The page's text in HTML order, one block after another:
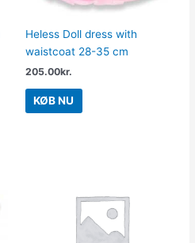
Heless Doll dress with
waistcoat 28-35 cm
205.00kr.
KØB NU